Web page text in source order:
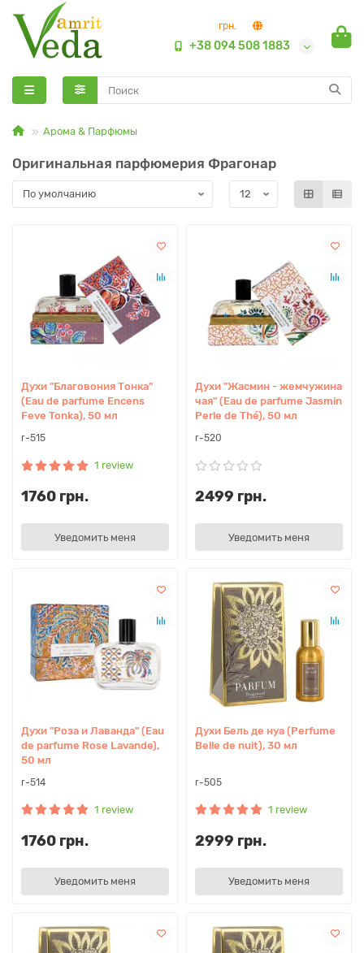
грн.
+38 094 508 1883
Арома & Парфюмы
Оригинальная парфюмерия Фрагонар
Духи "Благовония Тонка"
(Eau de parfume Encens
Feve Tonka), 50 мл
r-515
1 review
1760 грн.
Уведомить меня
Духи "Жасмин - жемчужина
чая" (Eau de parfume Jasmin
Perle de Thé), 50 мл
r-520
2499 грн.
Уведомить меня
Духи "Роза и Лаванда" (Eau
de parfume Rose Lavande),
50 мл
r-514
1 review
1760 грн.
Уведомить меня
Духи Бель де нуа (Perfume
Belle de nuit), 30 мл
r-505
1 review
2999 грн.
Уведомить меня